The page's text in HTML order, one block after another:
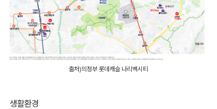
출처)의정부 롯데캐슬 나리벡시티
생활환경